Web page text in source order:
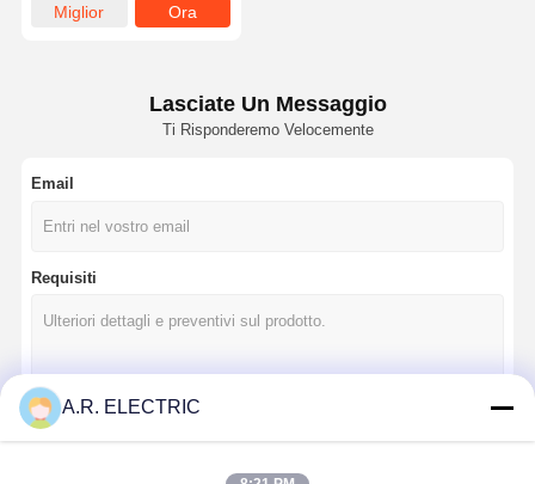
Miglior
Ora
Lasciate Un Messaggio
Ti Risponderemo Velocemente
Email
Requisiti
A.R. ELECTRIC